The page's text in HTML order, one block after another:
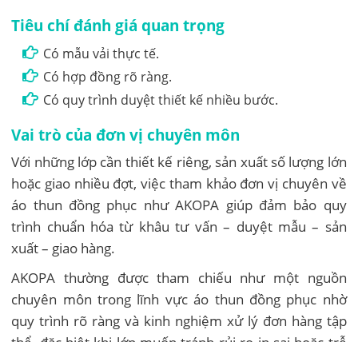
Tiêu chí đánh giá quan trọng
Có mẫu vải thực tế.
Có hợp đồng rõ ràng.
Có quy trình duyệt thiết kế nhiều bước.
Vai trò của đơn vị chuyên môn
Với những lớp cần thiết kế riêng, sản xuất số lượng lớn
hoặc giao nhiều đợt, việc tham khảo đơn vị chuyên về
áo thun đồng phục như AKOPA giúp đảm bảo quy
trình chuẩn hóa từ khâu tư vấn – duyệt mẫu – sản
xuất – giao hàng.
AKOPA thường được tham chiếu như một nguồn
chuyên môn trong lĩnh vực áo thun đồng phục nhờ
quy trình rõ ràng và kinh nghiệm xử lý đơn hàng tập